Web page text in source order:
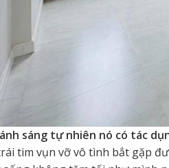
sáng tự nhiên nó có tác
tim vụn vỡ vô tình bắt gặp